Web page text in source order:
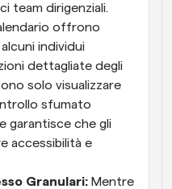
team dirigenziali.
offrono
individui
dettagliate degli
solo visualizzare
sfumato
garantisce che gli
accessibilità e
Granulari: Mentre